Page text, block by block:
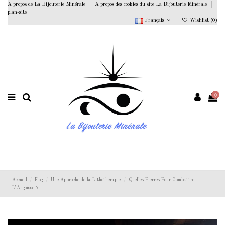
A propos de La Bijouterie Minérale
A propos des cookies du site La Bijouterie Minérale
plan-site
Français
Wishlist (0 )
0
Accueil Blog Une Approche de la Lithothérapie
Quelles Pierres Pour Combattre
L’Angoisse ?